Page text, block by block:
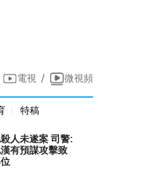
電視 / 微視頻
特稿
人未遂案 司警:
有預謀攻擊致